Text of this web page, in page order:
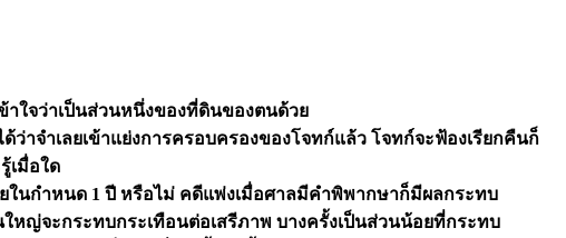
ใจว่าเป็นส่วนหนึ่งของที่ดินของตนด้วย
าจำเลยเข้าแย่งการครอบครองของโจทก์แล้ว โจทก์จะฟ้องเรียกคืนก็
เมื่อใด
ในกำหนด 1 ปี หรือไม่ คดีแพ่งเมื่อศาลมีคำพิพากษาก็มีผลกระทบ
ญ่จะกระทบกระเทือนต่อเสรีภาพ บางครั้งเป็นส่วนน้อยที่กระทบ